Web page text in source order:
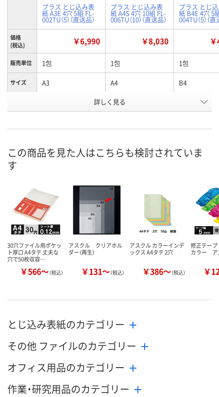
プラス とじ込み表
紙 A3E 4穴 5組 FL-
002TU（5）（直送品）
プラス とじ込み表
紙 A4S 4穴 10組 FL-
006TU（10）（直送品）
プラス とじ
紙 B4E 4穴 5
004TU（5）（直
価格
(税込)
￥6,990 ￥8,030
販売単位 1包 1包 1包
サイズ A3 A4 B4
J080878 J080877
8月24日（月）まで
カゴへ カ
詳しく見る
この商品を見た人はこちらも検討されていま
す
30穴ファイル用ポケッ
ト厚口 A4タテ 丈夫な
穴で50枚収容…
￥566～（税込）
アスクル クリアホル
ダー（再生）
￥131～（税込）
アスクル カラーインデ
ックス A4タテ 2穴
￥386～（税込）
修正テー
カラー ア
￥
とじ込み表紙のカテゴリー
その他 ファイルのカテゴリー
オフィス用品のカテゴリー
作業・研究用品のカテゴリー